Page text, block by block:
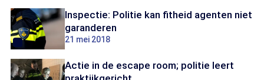
Inspectie: Politie kan fitheid agenten niet
garanderen
21 mei 2018
Actie in de escape room; politie leert